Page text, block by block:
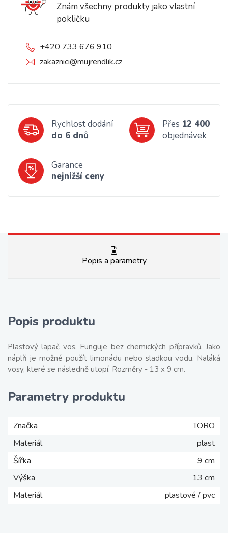
Znám všechny produkty jako vlastní
pokličku
+420 733 676 910
zakaznici@mujrendlik.cz
Rychlost dodání
do 6 dnů
Přes 12 400
objednávek
Garance
nejnižší ceny
Popis a parametry
Popis produktu
Plastový lapač vos. Funguje bez chemických přípravků. Jako
náplň je možné použít limonádu nebo sladkou vodu. Naláká
vosy, které se následně utopí. Rozměry - 13 x 9 cm.
Parametry produktu
Značka
TORO
Materiál
plast
Šířka
9 cm
Výška
13 cm
Materiál
plastové / pvc